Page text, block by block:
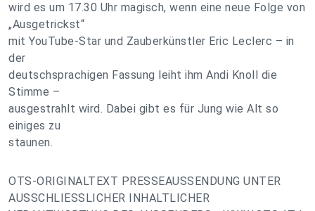
wird es um 17.30 Uhr magisch, wenn eine neue Folge von
„Ausgetrickst“
mit YouTube-Star und Zauberkünstler Eric Leclerc – in
der
deutschsprachigen Fassung leiht ihm Andi Knoll die
Stimme –
ausgestrahlt wird. Dabei gibt es für Jung wie Alt so
einiges zu
staunen.
OTS-ORIGINALTEXT PRESSEAUSSENDUNG UNTER
AUSSCHLIESSLICHER INHALTLICHER